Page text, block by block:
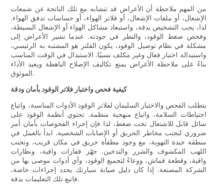
من المهم ملاحظة أن الأعراض قد تتشابه مع تلك الناتجة عن شمعات
الإشعال، أو ملفات الإشعال، أو فلاتر الهواء، أو حساسات تدفق الهواء.
لذا، يجب التشخيص بدقة، واستبعاد مشاكل الهواء أو الإشعال البسيطة،
وفحص ضغط الوقود، والنظر في جودته. عندما تشير الأعراض إلى
مشكلة في نظام توصيل الوقود، يكون الفلتر هو المشتبه به الرئيسي،
واستبداله اختبار فعال وغير مكلف نسبيًا. الاستبدال في الوقت المناسب
بناءً على ملاحظة الأعراض يمنع تكاليف الإصلاح الباهظة ويعيد الأداء
الموثوق.
كيفية فحص واختبار فلاتر الوقود بأمان ودقة
يتطلب الفحص والاختبار السليمان لفلاتر الوقود الأدوات المناسبة، واتباع
احتياطات السلامة، واتباع منهجية منظمة. تحتوي أنظمة الوقود على
سائل قابل للاشتعال تحت ضغط، لذا فإن إجراء الفحوصات بأمان أمر
ضروري لتجنب مخاطر الحريق أو الإصابات الشخصية. ابدأ بالعمل في
منطقة جيدة التهوية، مع وجود مطفأة حريق في مكان قريب، وتجنب
اللهب المكشوف والشرر والتدخين. جهّز قفازات واقية، ونظارات
واقية، وقطعة قماش، ووعاءً لتجميع الوقود، وأي أدوات موصى بها من
الشركة المصنعة. إذا كان دليل صيانة سيارتك يحدد إجراءات خاصة،
فاتبع تلك التعليمات بدقة.